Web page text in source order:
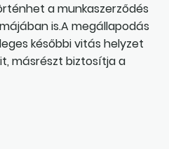
a munkaszerződés
is.A megállapodás
későbbi vitás helyzet
másrészt biztosítja a